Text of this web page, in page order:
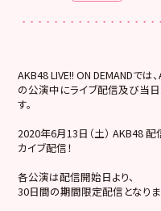
AKB48 LIVE!! ON DEMANDでは
の公演中にライブ配信及び当
す。
2020年6月13日（土） AKB48
カイブ配信！
各公演は配信開始日より、
30日間の期間限定配信となりま